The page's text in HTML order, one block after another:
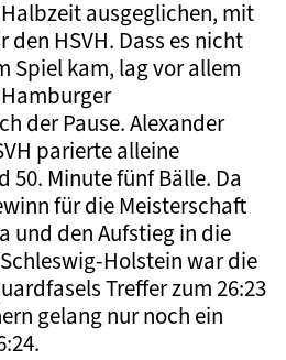
ausgeglichen, mit
HSVH. Dass es nicht
Spiel kam, lag vor allem
der Pause. Alexander
parierte alleine
50. Minute fünf Bälle. Da
für die Meisterschaft
und den Aufstieg in die
Holstein war die
Treffer zum 26:23
gelang nur noch ein